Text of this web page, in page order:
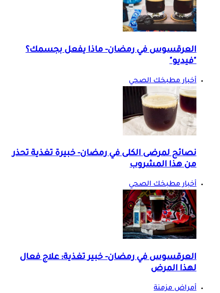
العرقسوس في رمضان- ماذا يفعل بجسمك؟
"فيديو"
أخبار مطبخك الصحي
نصائح لمرضى الكلى في رمضان- خبيرة تغذية تحذر
من هذا المشروب
أخبار مطبخك الصحي
العرقسوس في رمضان- خبير تغذية: علاج فعال
لهذا المرض
أمراض مزمنة